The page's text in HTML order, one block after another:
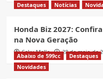
Destaques
Notícias
Honda Biz 2027:
na Nova Geração
Seku Mello 28 de maio de
Abaixo de 599cc Destaques
Novidades